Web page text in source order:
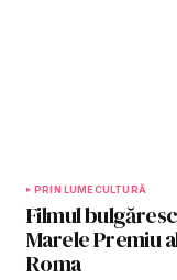
PRIN LUMECULTURĂ
Filmul
Marele Premiu
Roma